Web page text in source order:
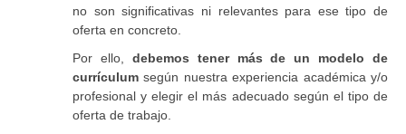
no son significativas ni relevantes para ese tipo de
oferta en concreto.
Por ello, debemos tener más de un
modelo de
currículum según nuestra experiencia académica y/o
profesional y elegir el más adecuado según el tipo de
oferta de trabajo.